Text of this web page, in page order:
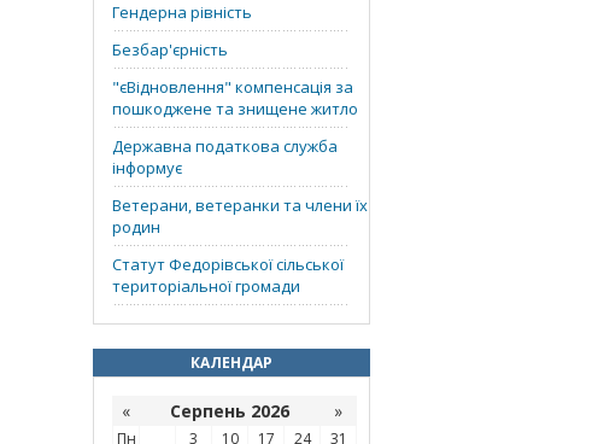
Гендерна рівність
Безбар'єрність
"єВідновлення" компенсація за
пошкоджене та знищене житло
Державна податкова служба
інформує
Ветерани, ветеранки та члени їх
родин
Статут Федорівської сільської
територіальної громади
КАЛЕНДАР
« Серпень 2026 »
Пн 3 10 17 24 31